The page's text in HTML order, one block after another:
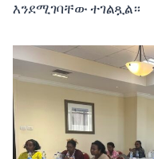
እንደሚገባቸው ተገልጿል።